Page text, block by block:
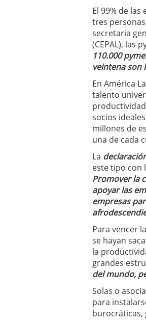
El 99% de
tres
secretaria
(CEPAL), las
110.000
veintena son
En América
talento
socios
millones de
una de cada
La
este tipo con
Promover la
apoyar las
empresas
Para vencer
se hayan
la
grandes
del mundo,
Solas o
para
burocráticas,